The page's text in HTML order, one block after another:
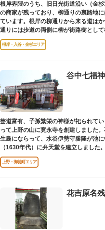
根岸界隈のうち、旧日光街道沿い（金
の商家が残っており、柳通りの裏路地
ています。根岸の柳通りから来る道は
通りには歩道の両側に柳が街路樹とし
通りがかつて花街のあった界隈です。
根岸・入谷・金杉エリア
谷中七福
芸道富有、子孫繁栄の神様が祀られて
って上野の山に寛永寺を創建しました
生島にならって、水谷伊勢守勝隆が池
（1630年代）に弁天堂を建立しました
たが、後に橋が架けられました。
上野・御徒町エリア
花吉原名